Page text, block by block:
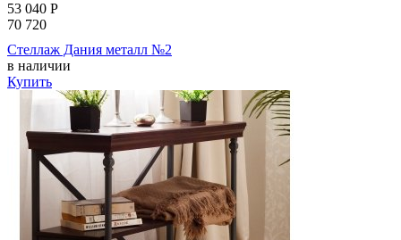
53 040 Р
70 720
Стеллаж Дания металл №2
в наличии
Купить